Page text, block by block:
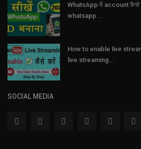
WhatsApp में account कैसे
whatsapp...
How to enable live
live streaming...
SOCIAL MEDIA